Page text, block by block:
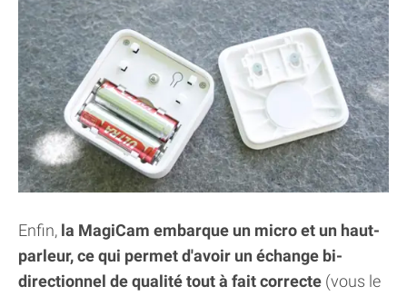
Enfin, la MagiCam embarque un micro et un haut-
parleur, ce qui permet d'avoir un échange bi-
directionnel de qualité tout à fait correcte (vous le